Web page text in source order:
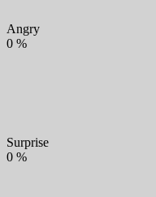
Angry
0 %
Surprise
0 %